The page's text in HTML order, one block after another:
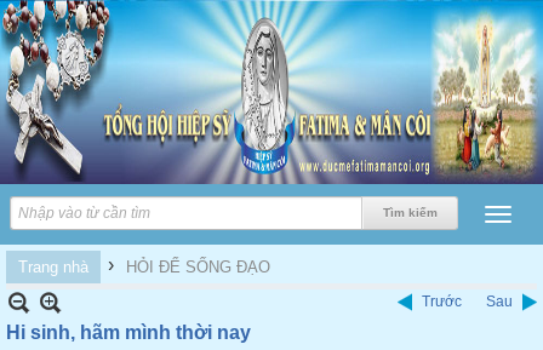
Trang nhà › HỎI ĐỂ SỐNG ĐẠO
Trước Sau
Hi sinh, hãm mình thời nay